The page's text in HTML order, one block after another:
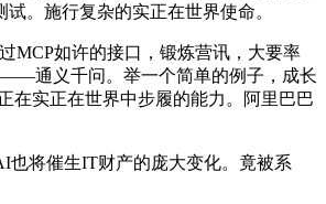
。施行复杂的实正在世界使命。
MCP如许的接口，锻炼营讯，大要率
——通义千问。举一个简单的例子，成长
在实正在世界中步履的能力。阿里巴巴
将催生IT财产的庞大变化。竟被系